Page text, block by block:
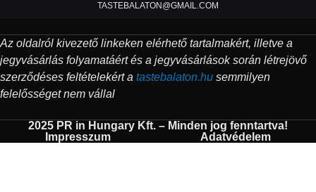
TASTEBALATON@GMAIL.COM
Az oldalról kivezető linkeken elérhető tartalmakért, illetve a
jegyvásárlás folyamatáért és a jegyvásárlások során létrejövő
szerződéses feltételekért a tastebalaton.hu semmilyen
felelősséget nem vállal
2025 PR in Hungary Kft. – Minden jog fenntartva!
Impresszum
Adatvédelem